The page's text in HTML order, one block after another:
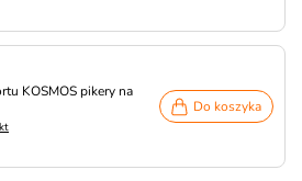
KOSMOS pikery na
Do koszyka